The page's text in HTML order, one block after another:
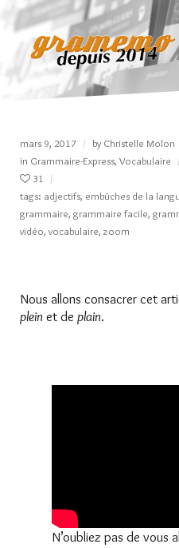
mars 9, 2017 by Christelle Molon
in Grammaire-Express, Vocabulaire
31
tags: adjectifs, embûches de la
grammaire, grammaire facile,
vidéo,vocabulaire, zoom
Nous allons consacrer cet
plein et de plain.
N’oubliez pas de vous